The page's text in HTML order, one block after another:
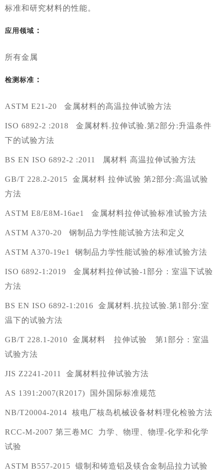
标准和研究材料的性能。
应用领域 ：
所有金属
检测标准 ：
ASTM E21-20 金属材料的高温拉伸试验方法
ISO 6892-2 :2018 金属材料.拉伸试验.第2部分:升温条件
下的试验方法
BS EN ISO 6892-2 :2011 属材料 高温拉伸试验方法
GB/T 228.2-2015 金属材料 拉伸试验 第2部分:高温试验
方法
ASTM E8/E8M-16ae1 金属材料拉伸试验标准试验方法
ASTM A370-20 钢制品力学性能试验方法和定义
ASTM A370-19e1 钢制品力学性能试验的标准试验方法
ISO 6892-1:2019 金属材料拉伸试验-1部分：室温下试验
方法
BS EN ISO 6892-1:2016 金属材料.抗拉试验.第1部分:室
温下的试验方法
GB/T 228.1-2010 金属材料 拉伸试验 第1部分：室温
试验方法
JIS Z2241-2011 金属材料拉伸试验方法
AS 1391:2007(R2017) 国外国际标准规范
NB/T20004-2014 核电厂核岛机械设备材料理化检验方法
RCC-M-2007 第三卷MC 力学、物理、物理-化学和化学
试验
ASTM B557-2015 锻制和铸造铝及镁合金制品拉力试验